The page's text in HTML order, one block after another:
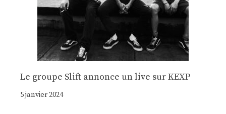
Le groupe Slift annonce un live sur KEXP
5 janvier 2024